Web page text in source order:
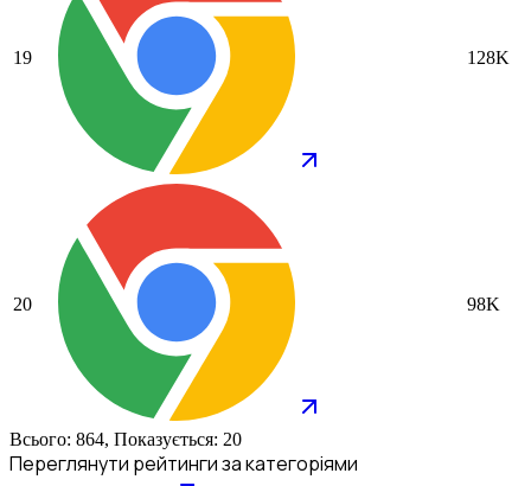
19 128K
20 98K
Всього: 864, Показується: 20
Переглянути рейтинги за категоріями